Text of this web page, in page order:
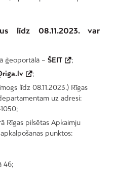
līdz 08.11.2023. var
ģeoportālā – ŠEIT
;
;
līdz 08.11.2023.) Rīgas
uz adresi:
Rīgas pilsētas Apkaimju
punktos:
46;